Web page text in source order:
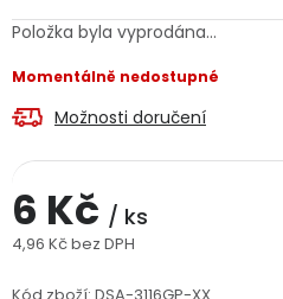
Velkoobchodní spolupráce
Servis nářadí
Položka byla vyprodána…
Momentálně nedostupné
Možnosti doručení
6 Kč / ks
4,96 Kč bez DPH